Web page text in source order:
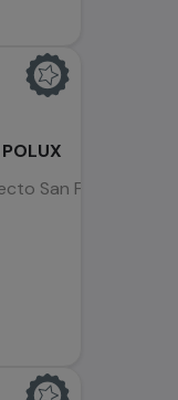
San Francisco